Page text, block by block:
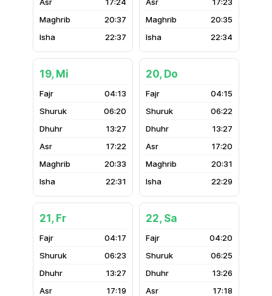
20:37
22:37
20:35
22:34
19, Mi
04:13
06:20
13:27
17:22
20:33
22:31
20, Do
04:15
06:22
13:27
17:20
20:31
22:29
21, Fr
04:17
06:23
13:27
17:19
22, Sa
04:20
06:25
13:26
17:18